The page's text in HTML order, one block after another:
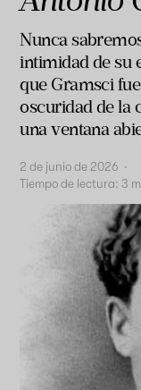
Nunca
intimidad de su
que Gramsci
oscuridad de la
una ventana
2 de junio de 2026 ·
Tiempo de lectura: 3